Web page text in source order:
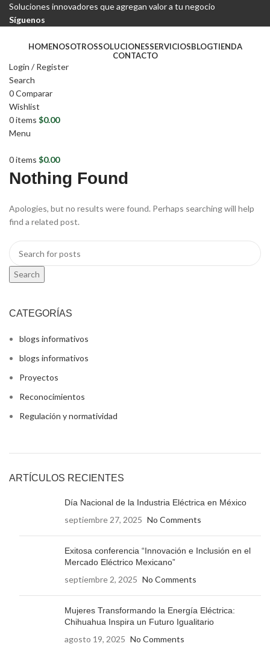
Soluciones innovadores que agregan valor a tu negocio
Síguenos
HOMENOSOTROSSOLUCIONESSERVICIOSBLOGTIENDA
CONTACTO
Login / Register
Search
0Comparar
Wishlist
0items $0.00
Menu
0items $0.00
Nothing Found
Apologies, but no results were found. Perhaps searching will help
find a related post.
Search
CATEGORÍAS
blogs informativos
blogs informativos
Proyectos
Reconocimientos
Regulación y normatividad
ARTÍCULOS RECIENTES
Día Nacional de la Industria Eléctrica en México
septiembre 27, 2025 No Comments
Exitosa conferencia “Innovación e Inclusión en el
Mercado Eléctrico Mexicano”
septiembre 2, 2025 No Comments
Mujeres Transformando la Energía Eléctrica:
Chihuahua Inspira un Futuro Igualitario
agosto 19, 2025 No Comments